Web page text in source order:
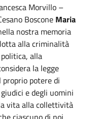
Morvillo –
Boscone Maria
nostra memoria
alla criminalità
alla
la legge
proprio potere di
e degli uomini
vita alla collettività